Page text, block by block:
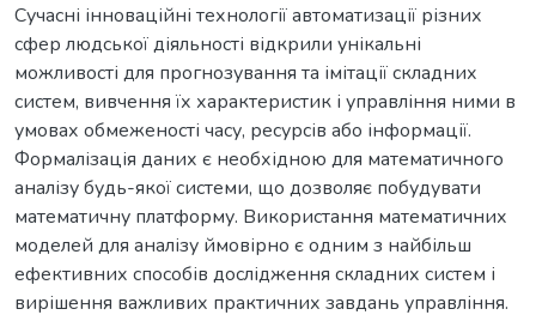
Сучасні інноваційні технології автоматизації різних
сфер людської діяльності відкрили унікальні
можливості для прогнозування та імітації складних
систем, вивчення їх характеристик і управління ними в
умовах обмеженості часу, ресурсів або інформації.
Формалізація даних є необхідною для математичного
аналізу будь-якої системи, що дозволяє побудувати
математичну платформу. Використання математичних
моделей для аналізу ймовірно є одним з найбільш
ефективних способів дослідження складних систем і
вирішення важливих практичних завдань управління.